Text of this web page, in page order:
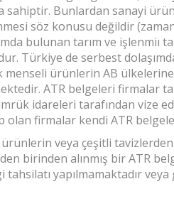
sahiptir. Bunlardan sanayi
söz konusu değildir
bulunan tarım ve
Türkiye de serbest
menseli ürünlerin AB
ATR belgeleri firmalar
idareleri tarafından vize
olan firmalar kendi ATR
veya çeşitli
birinden alınmış bir ATR
yapılmamaktadır